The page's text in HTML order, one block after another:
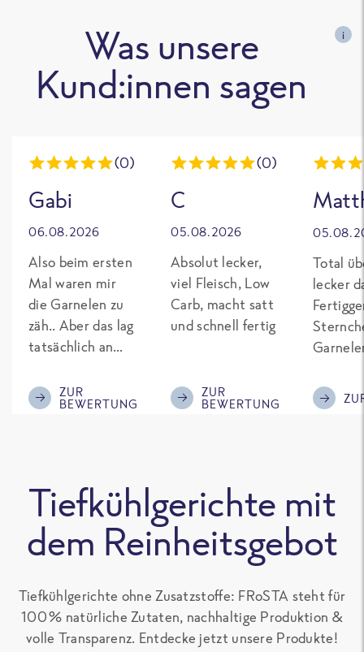
Was unsere
Kund:innen sagen
i
(0)
Gabi
06.08.2026
Also beim ersten
Mal waren mir
die Garnelen zu
zäh.. Aber das lag
tatsächlich an
nach 8 Minuten
die Pfanne vom
beim nächsten
Mal dann so
gehandhabt und
siehe da: Es war
!!! 😋 Ich habe das
Gericht gleich
wieder gekauft
ZUR
BEWERTUNG
(0)
C
05.08.2026
Absolut lecker,
viel Fleisch, Low
Carb, macht satt
und schnell fertig
ZUR
BEWERTUNG
Total
lecker
Tiefkühlgerichte mit
dem Reinheitsgebot
Tiefkühlgerichte ohne Zusatzstoffe: FRoSTA steht für
100 % natürliche Zutaten, nachhaltige Produktion &
volle Transparenz. Entdecke jetzt unsere Produkte!